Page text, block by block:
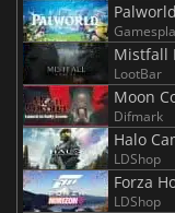
Palworld
Mistfall
LootBar
Moon
Difmark
Halo
LDShop
Forza
LDShop